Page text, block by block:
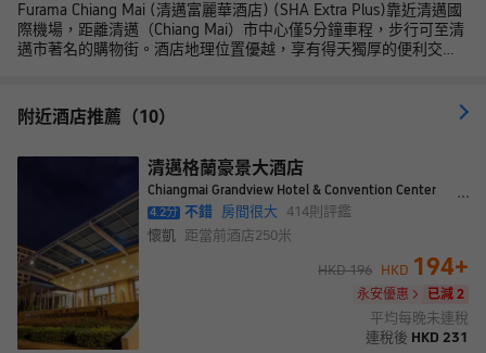
Furama Chiang Mai (清邁富麗華酒店) (SHA Extra Plus)靠近清邁國
際機場，距離清邁（Chiang Mai）市中心僅5分鐘車程，步行可至清
邁市著名的購物街。酒店地理位置優越，享有得天獨厚的便利交通
所有客房都設有用餐區或客廳角，部分客房裝有浴缸和獨立淋浴
間。服務周到的工作人員將用他們彬彬有禮的熱情服務讓您享受到
酒店的基礎設施一應俱全，包括2座游泳池、4處餐飲場所。酒店餐
廳供應法式料理、泰式特色美食和國際經典菜餚；大堂酒廊供應小
吃和飲料；屋頂餐廳還設有現場娛樂表演，極具看點。閒暇之餘，
您還可在在桑拿房內放鬆身心，或到健身房做做鍛鍊，享受酣暢淋
漓的快感。此外，為了給您的住宿生活帶來更多便利，酒店還設有
24小時前台、商務中心和旅遊諮詢台，並可提供汽車租賃和24小時
客房服務。
下榻清邁富麗華酒店(SHA Extra Plus)，您將得以在緊張忙碌的快節
奏生活中放鬆緊繃的神經。酒店提供的細緻關懷與絕佳的舒適感，
可讓您在愜意的氛圍中，擁有極佳的休息空間與住宿體驗。
附近酒店推薦（10）
清邁格蘭豪景大酒店
Chiangmai Grandview Hotel & Convention Center
4.2分 不錯 房間很大 414則評鑑
懷凱 距當前酒店250米
HKD196 HKD 194+
永安優惠 已減 2
平均每晚未連稅
連稅後 HKD 231